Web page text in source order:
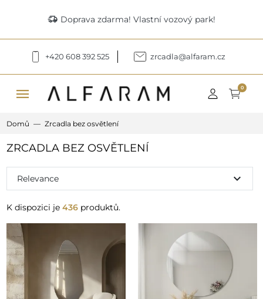
delivery_truck_speed Doprava zdarma! Vlastní vozový park!
+420 608 392 525 zrcadla@alfaram.cz
menu 0
Domů Zrcadla bez osvětlení
ZRCADLA BEZ OSVĚTLENÍ
K dispozici je 436produktů.
Relevance expand_more